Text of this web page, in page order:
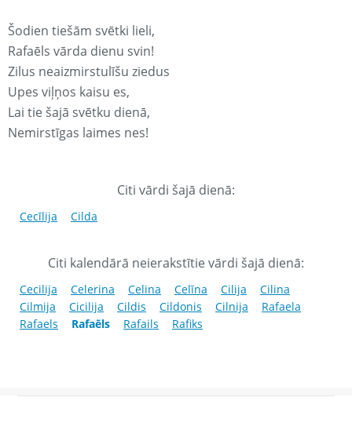
Šodien tiešām svētki lieli,
Rafaēls vārda dienu svin!
Zilus neaizmirstulīšu ziedus
Upes viļņos kaisu es,
Lai tie šajā svētku dienā,
Nemirstīgas laimes nes!
Citi vārdi šajā dienā:
Cecīlija Cilda
Citi kalendārā neierakstītie vārdi šajā dienā:
Cecilija Celerina Celina Celīna Cilija
Cilina
Cilmija
Cicilija Cildis Cildonis Cilnija
Rafaela
Rafaels
Rafaēls Rafails Rafiks